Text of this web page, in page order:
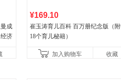
成
济
¥169.10
崔玉涛育儿百科 百万册纪念版（
18个育儿秘籍）
加入购物车 收藏